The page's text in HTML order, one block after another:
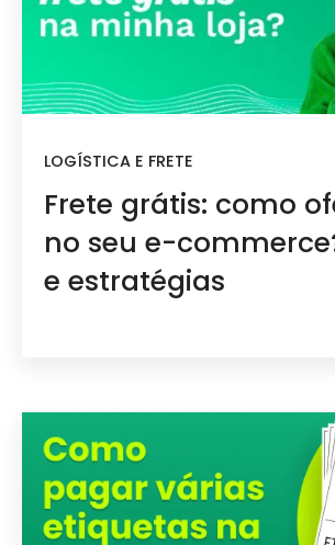
LOGÍSTICA E FRETE
Frete grátis: como
no seu e-
e estratégias